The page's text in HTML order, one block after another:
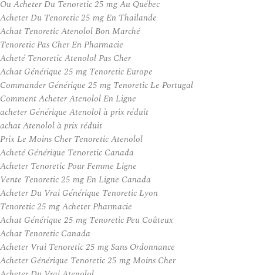
Ou Acheter Du Tenoretic 25 mg Au Québec
Acheter Du Tenoretic 25 mg En Thailande
Achat Tenoretic Atenolol Bon Marché
Tenoretic Pas Cher En Pharmacie
Acheté Tenoretic Atenolol Pas Cher
Achat Générique 25 mg Tenoretic Europe
Commander Générique 25 mg Tenoretic Le Portugal
Comment Acheter Atenolol En Ligne
acheter Générique Atenolol à prix réduit
achat Atenolol à prix réduit
Prix Le Moins Cher Tenoretic Atenolol
Acheté Générique Tenoretic Canada
Acheter Tenoretic Pour Femme Ligne
Vente Tenoretic 25 mg En Ligne Canada
Acheter Du Vrai Générique Tenoretic Lyon
Tenoretic 25 mg Acheter Pharmacie
Achat Générique 25 mg Tenoretic Peu Coûteux
Achat Tenoretic Canada
Acheter Vrai Tenoretic 25 mg Sans Ordonnance
Acheter Générique Tenoretic 25 mg Moins Cher